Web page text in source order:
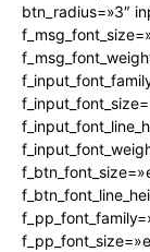
btn_radius=»3″